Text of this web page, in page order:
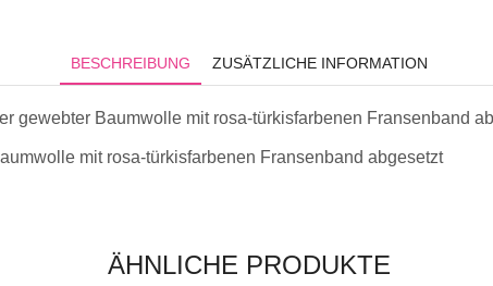
BESCHREIBUNG ZUSÄTZLICHE INFORMATION
gewebter Baumwolle mit rosa-türkisfarbenen Fransenband
mit rosa-türkisfarbenen Fransenband abgesetzt
ÄHNLICHE PRODUKTE